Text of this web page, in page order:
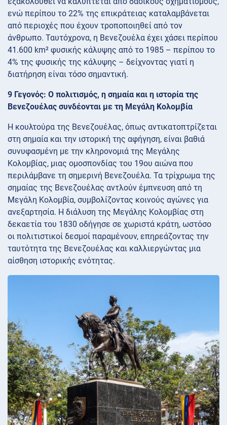
ενώ περίπου το 22% της επικράτειας καταλαμβάνεται
από περιοχές που έχουν τροποποιηθεί από τον
άνθρωπο. Ταυτόχρονα, η Βενεζουέλα έχει χάσει περίπου
41.600 km² φυσικής κάλυψης από το 1985 – περίπου το
4% της φυσικής της κάλυψης – δείχνοντας γιατί η
διατήρηση είναι τόσο σημαντική.
9 Γεγονός: Ο πολιτισμός, η σημαία και η ιστορία της
Βενεζουέλας συνδέονται με τη Μεγάλη Κολομβία
Η κουλτούρα της Βενεζουέλας, όπως αντικατοπτρίζεται
στη σημαία και την ιστορική της αφήγηση, είναι βαθιά
συνυφασμένη με την κληρονομιά της Μεγάλης
Κολομβίας, μιας ομοσπονδίας του 19ου αιώνα που
περιλάμβανε τη σημερινή Βενεζουέλα. Τα τρίχρωμα της
σημαίας της Βενεζουέλας αντλούν έμπνευση από τη
Μεγάλη Κολομβία, συμβολίζοντας κοινούς αγώνες για
ανεξαρτησία. Η διάλυση της Μεγάλης Κολομβίας στη
δεκαετία του 1830 οδήγησε σε χωριστά κράτη, ωστόσο
οι πολιτιστικοί δεσμοί παραμένουν, επηρεάζοντας την
ταυτότητα της Βενεζουέλας και καλλιεργώντας μια
αίσθηση ιστορικής ενότητας.